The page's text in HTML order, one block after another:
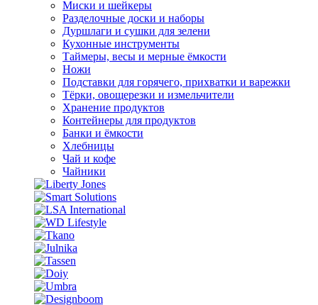
Миски и шейкеры
Разделочные доски и наборы
Дуршлаги и сушки для зелени
Кухонные инструменты
Таймеры, весы и мерные ёмкости
Ножи
Подставки для горячего, прихватки и варежки
Тёрки, овощерезки и измельчители
Хранение продуктов
Контейнеры для продуктов
Банки и ёмкости
Хлебницы
Чай и кофе
Чайники